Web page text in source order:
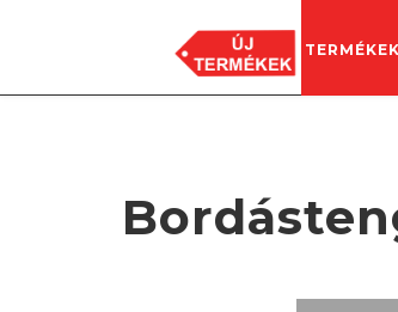
GYÁRTÁS, RAKTÁR